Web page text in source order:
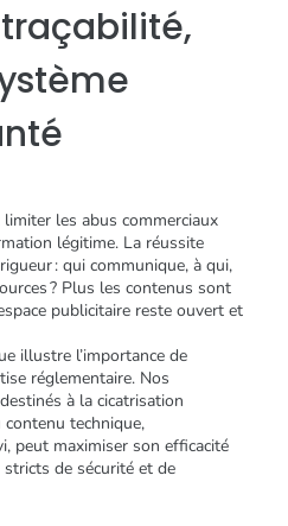
les abus commerciaux
légitime. La réussite
: qui communique, à qui,
? Plus les contenus sont
publicitaire reste ouvert et
illustre l’importance de
réglementaire. Nos
à la cicatrisation
technique,
peut maximiser son efficacité
de sécurité et de